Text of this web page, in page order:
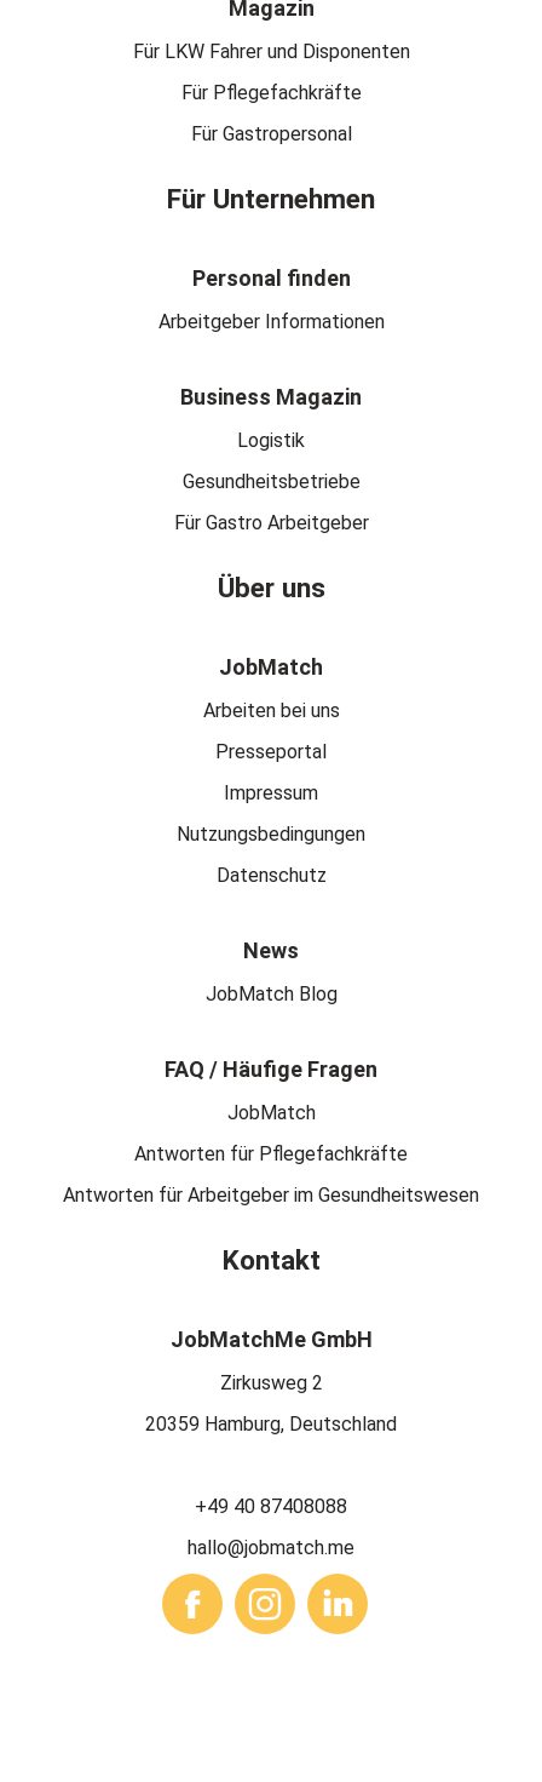
Magazin
Für LKW Fahrer und Disponenten
Für Pflegefachkräfte
Für Gastropersonal
Für Unternehmen
Personal finden
Arbeitgeber Informationen
Business Magazin
Logistik
Gesundheitsbetriebe
Für Gastro Arbeitgeber
Über uns
JobMatch
Arbeiten bei uns
Presseportal
Impressum
Nutzungsbedingungen
Datenschutz
News
JobMatch Blog
FAQ / Häufige Fragen
JobMatch
Antworten für Pflegefachkräfte
Antworten für Arbeitgeber im Gesundheitswesen
Kontakt
JobMatchMe GmbH
Zirkusweg 2
20359 Hamburg, Deutschland
+49 40 87408088
hallo@jobmatch.me